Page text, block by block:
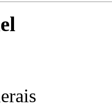
erais